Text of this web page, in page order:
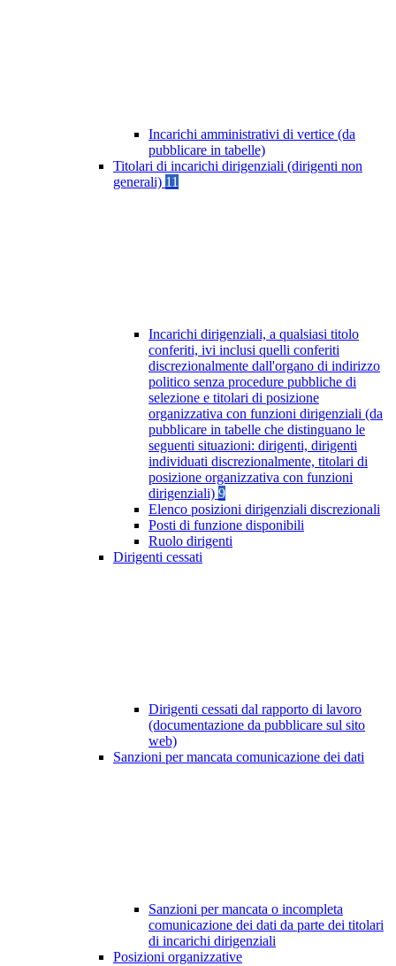
Incarichi amministrativi di vertice (da
pubblicare in tabelle)
Titolari di incarichi dirigenziali (dirigenti non
generali) 11
Incarichi dirigenziali, a qualsiasi titolo
conferiti, ivi inclusi quelli conferiti
discrezionalmente dall'organo di indirizzo
politico senza procedure pubbliche di
selezione e titolari di posizione
organizzativa con funzioni dirigenziali (da
pubblicare in tabelle che distinguano le
seguenti situazioni: dirigenti, dirigenti
individuati discrezionalmente, titolari di
posizione organizzativa con funzioni
dirigenziali) 9
Elenco posizioni dirigenziali discrezionali
Posti di funzione disponibili
Ruolo dirigenti
Dirigenti cessati
Dirigenti cessati dal rapporto di lavoro
(documentazione da pubblicare sul sito
web)
Sanzioni per mancata comunicazione dei dati
Sanzioni per mancata o incompleta
comunicazione dei dati da parte dei titolari
di incarichi dirigenziali
Posizioni organizzative